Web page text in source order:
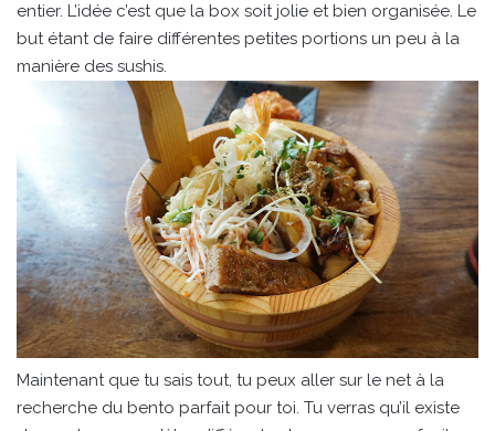
entier. L’idée c’est que la box soit jolie et bien organisée. Le
but étant de faire différentes petites portions un peu à la
manière des sushis.
Maintenant que tu sais tout, tu peux aller sur le net à la
recherche du bento parfait pour toi. Tu verras qu’il existe